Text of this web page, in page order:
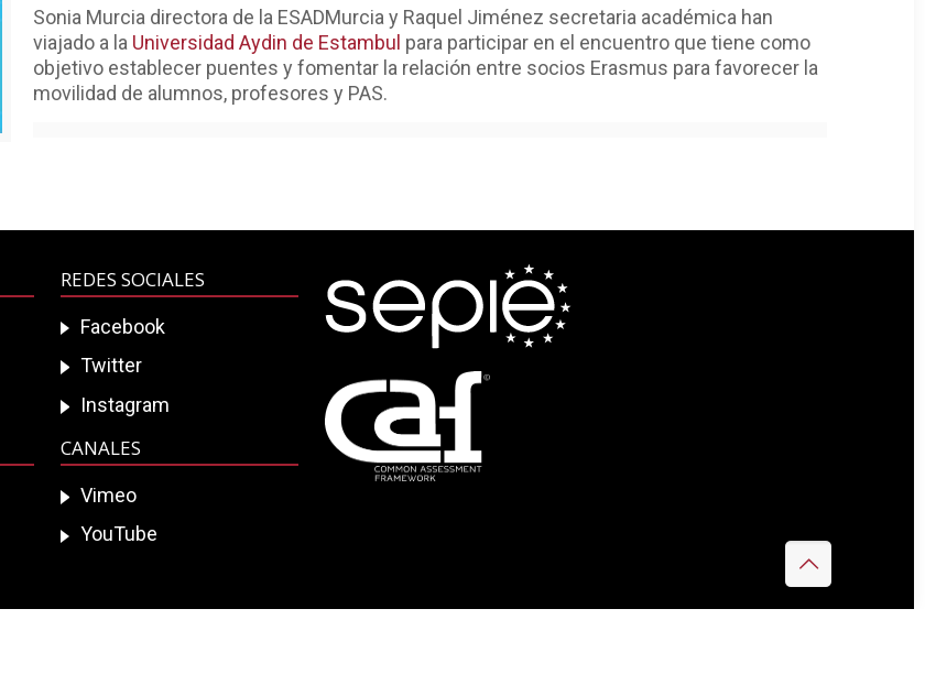
Sonia Murcia directora de la ESADMurcia y Raquel Jiménez secretaria académica han
viajado a la Universidad Aydin de Estambul para participar en el encuentro que tiene como
objetivo establecer puentes y fomentar la relación entre socios Erasmus para favorecer la
movilidad de alumnos, profesores y PAS.
REDES SOCIALES
Facebook
Twitter
Instagram
CANALES
Vimeo
YouTube